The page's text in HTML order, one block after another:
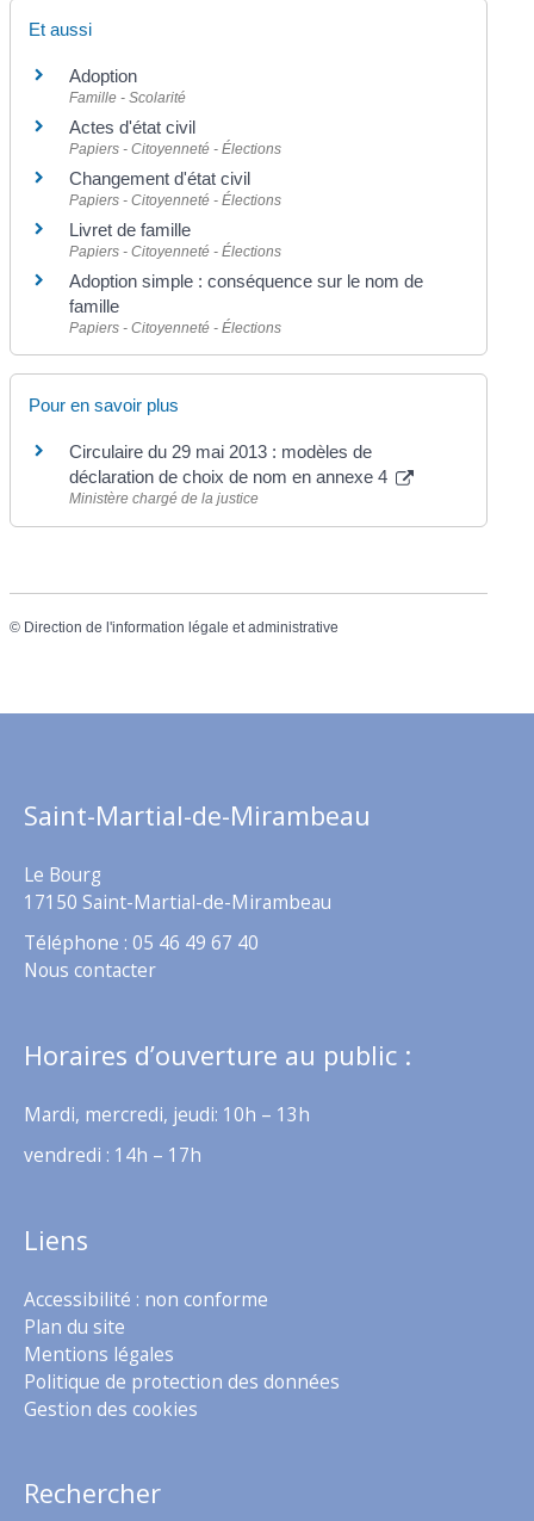
Et aussi
Adoption
Famille - Scolarité
Actes d'état civil
Papiers - Citoyenneté - Élections
Changement d'état civil
Papiers - Citoyenneté - Élections
Livret de famille
Papiers - Citoyenneté - Élections
Adoption simple : conséquence sur le nom de
famille
Papiers - Citoyenneté - Élections
Pour en savoir plus
Circulaire du 29 mai 2013 : modèles de
déclaration de choix de nom en annexe 4
Ministère chargé de la justice
© Direction de l'information légale et administrative
Saint-Martial-de-Mirambeau
Le Bourg
17150 Saint-Martial-de-Mirambeau
Téléphone : 05 46 49 67 40
Nous contacter
Horaires d’ouverture au public :
Mardi, mercredi, jeudi: 10h – 13h
vendredi : 14h – 17h
Liens
Accessibilité : non conforme
Plan du site
Mentions légales
Politique de protection des données
Gestion des cookies
Rechercher